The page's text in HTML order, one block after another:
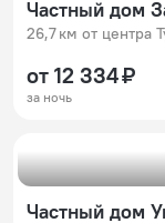
Частный дом
26,7 км от центра
от 12 334 ₽
за ночь